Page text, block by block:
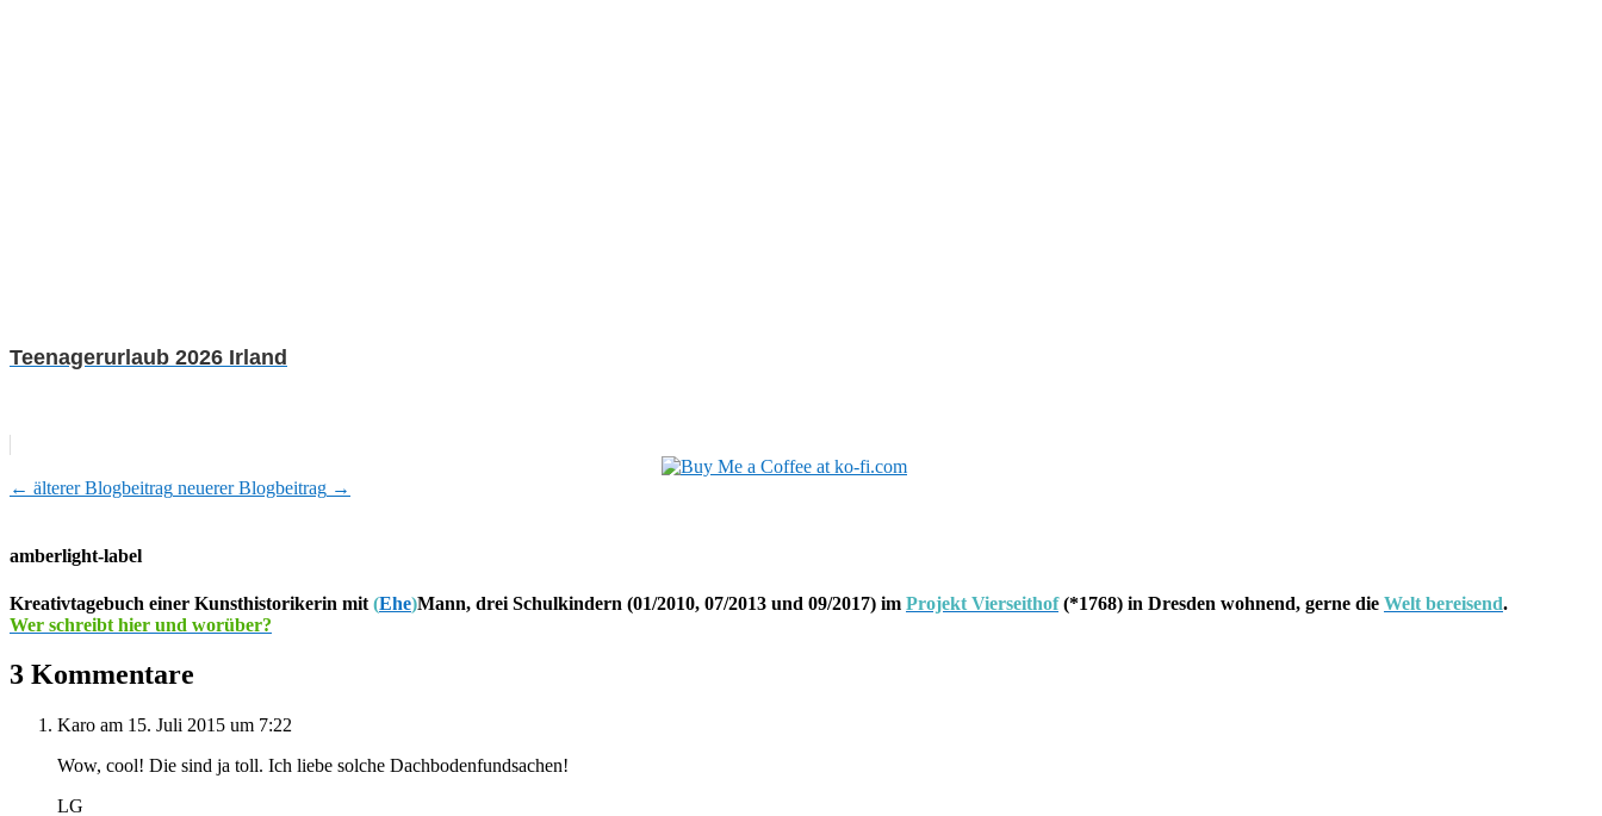
Teenagerurlaub 2026 Irland
← älterer Blogbeitrag neuerer Blogbeitrag →
amberlight-label
Kreativtagebuch einer Kunsthistorikerin mit (Ehe)Mann, drei Schulkindern (01/2010, 07/2013 und 09/2017) im Projekt Vierseithof(*1768) in Dresden wohnend, gerne die Welt bereisend.
Wer schreibt hier und worüber?
3 Kommentare
Karo am 15. Juli 2015 um 7:22
Wow, cool! Die sind ja toll. Ich liebe solche Dachbodenfundsachen!
LG